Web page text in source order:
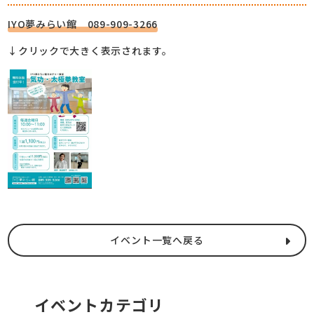
IYO夢みらい館 089-909-3266
↓クリックで大きく表示されます。
イベント一覧へ戻る
イベントカテゴリ